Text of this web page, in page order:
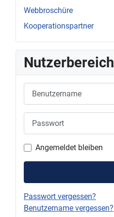
Webbroschüre
Kooperationspartner
Nutzerbereich
Angemeldet bleiben
Passwort vergessen?
Benutzername vergessen?